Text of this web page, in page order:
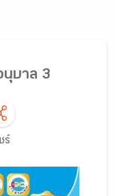
นุบาล 3
ร์